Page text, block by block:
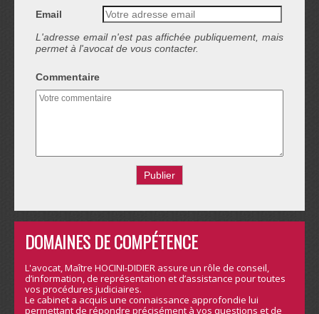
Email
L'adresse email n'est pas affichée publiquement, mais
permet à l'avocat de vous contacter.
Commentaire
DOMAINES DE COMPÉTENCE
L'avocat, Maître HOCINI-DIDIER assure un rôle de conseil,
d’information, de représentation et d’assistance pour toutes
vos procédures judiciaires.
Le cabinet a acquis une connaissance approfondie lui
permettant de répondre précisément à vos questions et de